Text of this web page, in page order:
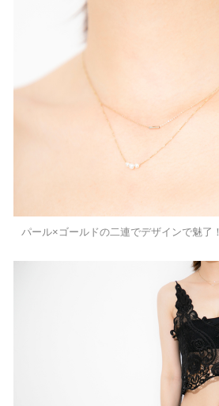
パール×ゴールドの二連でデザインで魅了！